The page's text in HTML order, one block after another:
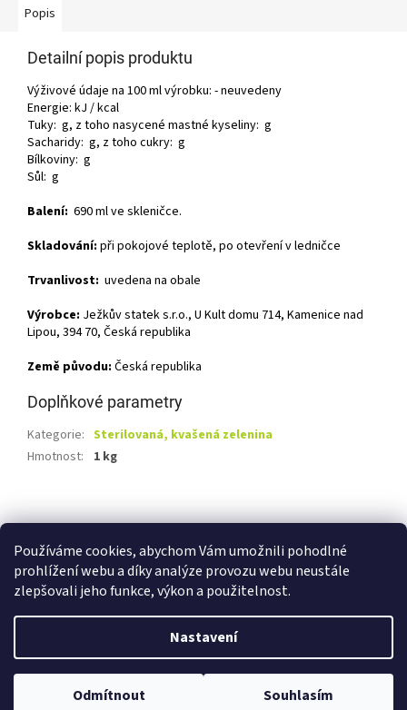
Používáme cookies, abychom Vám umožnili pohodlné
prohlížení webu a díky analýze provozu webu neustále
zlepšovali jeho funkce, výkon a použitelnost.
Nastavení
Odmítnout Souhlasím
Popis
Detailní popis produktu
Výživové údaje na 100 ml výrobku: - neuvedeny
Energie: kJ / kcal
Tuky: g, z toho nasycené mastné kyseliny: g
Sacharidy: g, z toho cukry: g
Bílkoviny: g
Sůl: g
Balení: 690 ml ve skleničce.
Skladování: při pokojové teplotě, po otevření v ledničce
Trvanlivost: uvedena na obale
Výrobce: Ježkův statek s.r.o., U Kult domu 714, Kamenice nad
Lipou, 394 70, Česká republika
Země původu: Česká republika
Doplňkové parametry
Kategorie: Sterilovaná, kvašená zelenina
Hmotnost: 1 kg
á
Copyright 2026E-shop Ze statku Dobříš. Všechna práva
vyhrazena.
Upravit nastavení cookies